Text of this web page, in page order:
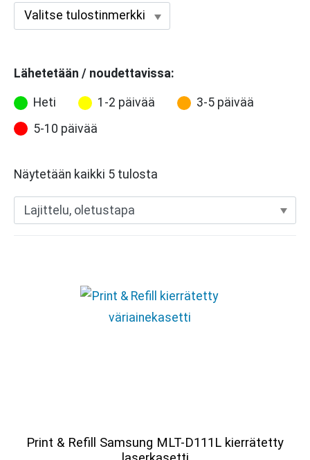
Lähetetään / noudettavissa:
Heti 1-2 päivää
3-5 päivää
5-10 päivää
Näytetään kaikki 5 tulosta
Print & Refill Samsung MLT-D111L kierrätetty